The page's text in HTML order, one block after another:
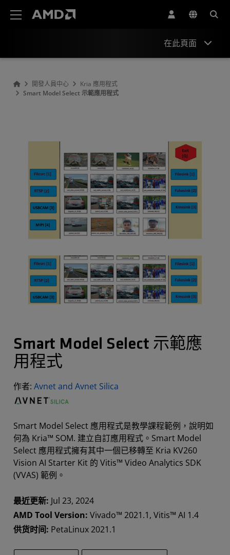
在此頁面
相關應用程式
開發人員中心
Kria 應用程式
Smart Model Select 示範應用程式
Smart Model Select 示範應
用程式
作者: Avnet and Avnet Silica
Smart Model Select 應用程式是教學課程範例，說明如
何為 Kria™ SOM. 建立自訂應用程式。Smart Model
Select 應用程式擁有其中一個已移轉至 Kria KV260
Vision AI Starter Kit 的 Vitis™ Video Analytics SDK
(VVAS) 範例。
最近更新: Jul 23, 2024
AMD Tool Version: Vivado™ 2021.1, Vitis™ AI 1.4
供货时间: PetaLinux 2021.1